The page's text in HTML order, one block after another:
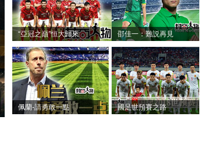
“亞冠之巔”恒大歸來 邵佳一：難説再見
佩蘭-請勇敢一點 國足世預賽之路